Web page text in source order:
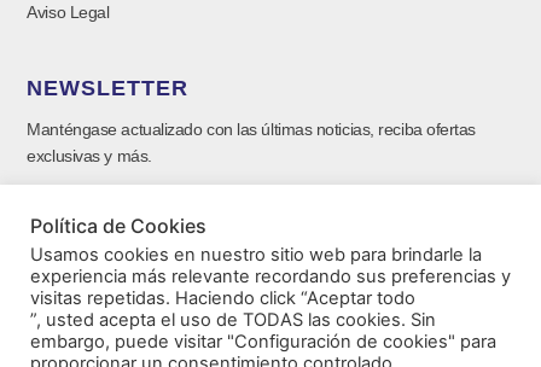
Aviso Legal
NEWSLETTER
Manténgase actualizado con las últimas noticias, reciba ofertas
exclusivas y más.
Política de Cookies
Usamos cookies en nuestro sitio web para brindarle la
experiencia más relevante recordando sus preferencias y
visitas repetidas. Haciendo click “Aceptar todo
”, usted acepta el uso de TODAS las cookies. Sin
embargo, puede visitar "Configuración de cookies" para